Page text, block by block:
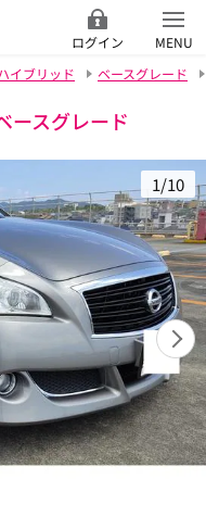
ログイン
MENU
イブリッド ベースグレード
スグレード
1/10